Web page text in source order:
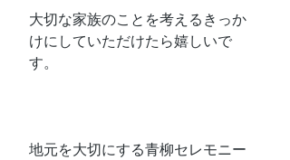
大切な家族のことを考えるきっか
けにしていただけたら嬉しいで
す。
地元を大切にする青柳セレモニー